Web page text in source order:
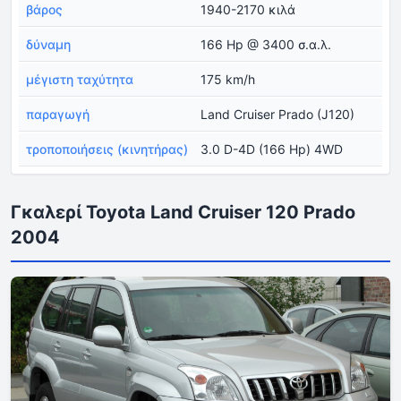
βάρος 1940-2170 κιλά
δύναμη 166 Hp @ 3400 σ.α.λ.
μέγιστη ταχύτητα 175 km/h
παραγωγή Land Cruiser Prado (J120)
τροποποιήσεις (κινητήρας) 3.0 D-4D (166 Hp) 4WD
Γκαλερί Toyota Land Cruiser 120 Prado
2004